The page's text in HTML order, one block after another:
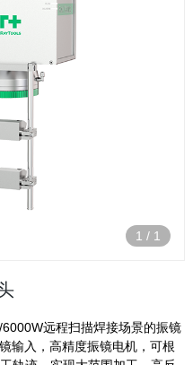
1 / 1
远程扫描焊接场景的振镜
输入，高精度振镜电机，可根